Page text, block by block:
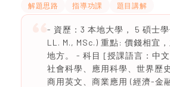
解題思路 指導功課 題目講解
- 資歷：3 本地大學， 5 碩士學
LL. M., MSc.) 重點: 價錢相宜
地方。 - 科目 [授課語言：中
社會科學、應用科學、世界歷
商用英文、商業應用 (經濟-金